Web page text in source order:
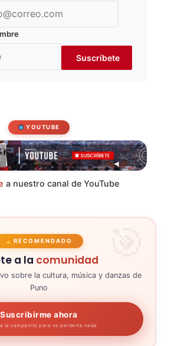
YOUTUBE
a nuestro canal de YouTube
RECOMENDADO
a la comunidad
sobre la cultura, música y danzas de
Puno
Suscribirme ahora
la campanita para no perderte nada